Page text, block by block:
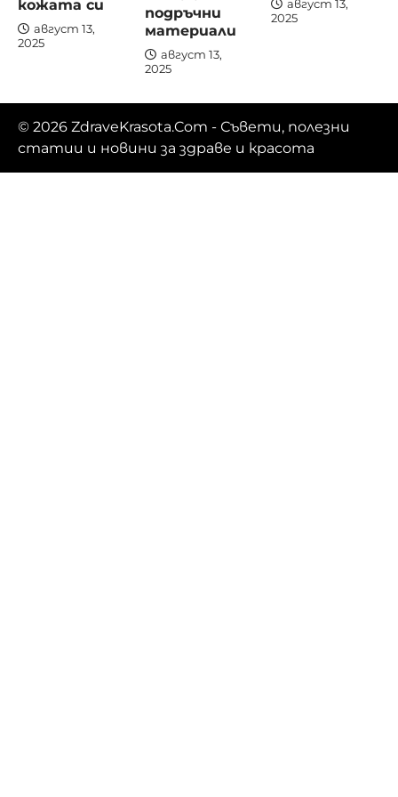
кожата си
август 13,
2025
подръчни
материали
август 13,
2025
август 13,
2025
© 2026 ZdraveKrasota.Com - Съвети, полезни
статии и новини за здраве и красота